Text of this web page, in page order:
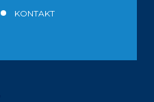
KONTAKT